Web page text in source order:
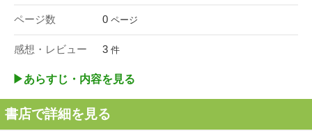
ページ数 0 ページ
感想・レビュー 3 件
▶︎あらすじ・内容を見る
書店で詳細を見る